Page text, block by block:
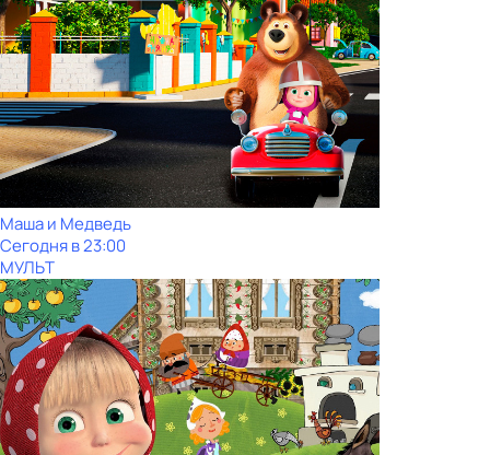
Маша и Медведь
Сегодня в 23:00
МУЛЬТ